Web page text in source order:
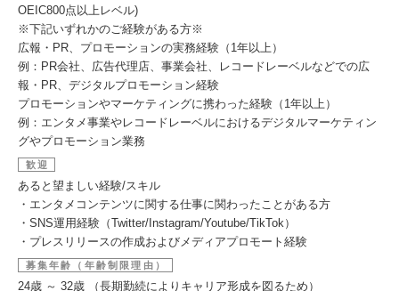
OEIC800点以上レベル)
※下記いずれかのご経験がある方※
広報・PR、プロモーションの実務経験（1年以上）
例：PR会社、広告代理店、事業会社、レコードレーベルなどでの広
報・PR、デジタルプロモーション経験
プロモーションやマーケティングに携わった経験（1年以上）
例：エンタメ事業やレコードレーベルにおけるデジタルマーケティン
グやプロモーション業務
歓迎
あると望ましい経験/スキル
・エンタメコンテンツに関する仕事に関わったことがある方
・SNS運用経験（Twitter/Instagram/Youtube/TikTok）
・プレスリリースの作成およびメディアプロモート経験
募集年齢（年齢制限理由）
24歳 ～ 32歳 （長期勤続によりキャリア形成を図るため）